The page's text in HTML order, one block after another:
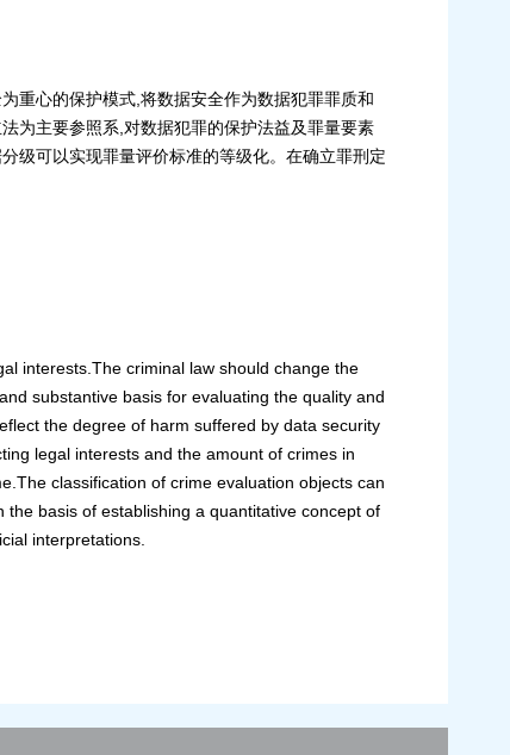
重心的保护模式,将数据安全作为数据犯罪罪质和
为主要参照系,对数据犯罪的保护法益及罪量要素
级可以实现罪量评价标准的等级化。在确立罪刑定
interests.The criminal law should change the
substantive basis for evaluating the quality and
the degree of harm suffered by data security
legal interests and the amount of crimes in
classification of crime evaluation objects can
basis of establishing a quantitative concept of
interpretations.